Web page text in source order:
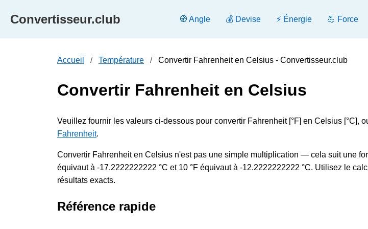
Convertisseur.club 🧭 Angle 💰 Devise ⚡ Énergie 💪 Force
Accueil Température Convertir Fahrenheit en Celsius - Convertisseur.club
Convertir Fahrenheit en Celsius
Veuillez fournir les valeurs ci-dessous pour convertir Fahrenheit [°F] en Celsius [°C],
Fahrenheit.
Convertir Fahrenheit en Celsius n'est pas une simple multiplication — cela suit une
équivaut à -17.2222222222 °C et 10 °F équivaut à -12.2222222222 °C. Utilisez le
résultats exacts.
Référence rapide